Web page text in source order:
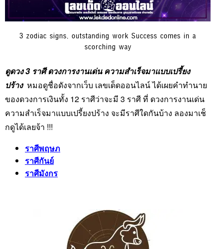
3 zodiac signs, outstanding work Success comes in a
scorching way
ดูดวง 3 ราศี ดวงการงานเด่น ความสำเร็จมาแบบเปรี้ยง
ปร้าง หมอดูชื่อดังจากเว็บ เลขเด็ดออนไลน์ ได้เผยคำทำนาย
ของดวงการเงินทั้ง 12 ราศีว่าจะมี 3 ราศี ที่ ดวงการงานเด่น
ความสำเร็จมาแบบเปรี้ยงปร้าง จะมีราศีใดกันบ้าง ลองมาเช็
กดูได้เลยจ้า !!!
ราศีพฤษภ
ราศีกันย์
ราศีมังกร